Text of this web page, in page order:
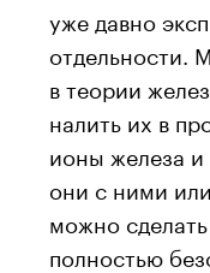
уже давно
отдельности.
в теории
налить их в
ионы железа
они с ними
можно
полностью